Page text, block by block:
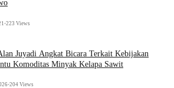
•223 Views
Juyadi Angkat Bicara Terkait Kebijakan
Komoditas Minyak Kelapa Sawit
•204 Views